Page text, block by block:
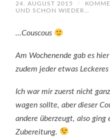
24. AUGUST 2015 /
UND SCHON WIEDER…
…Couscous
Am Wochenende gab es
zudem jeder etwas
Ich war mir zuerst nicht
wagen sollte, aber dieser
andere überzeugt, also ging
Zubereitung.